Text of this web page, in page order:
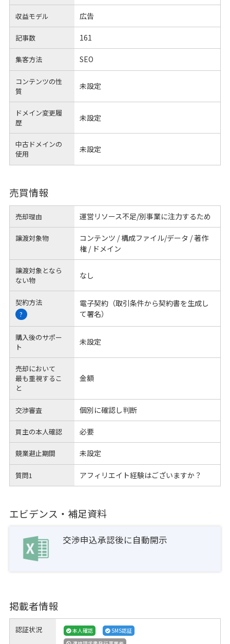
収益モデル 広告
記事数 161
集客方法 SEO
コンテンツの性
質
未設定
ドメイン変更履
歴
未設定
中古ドメインの
使用
未設定
売買情報
売却理由 運営リソース不足/別事業に注力するため
譲渡対象物
コンテンツ / 構成ファイル/データ / 著作
権 / ドメイン
譲渡対象となら
ない物
なし
契約方法
?
電子契約（取引条件から契約書を生成し
て署名）
購入後のサポー
ト
未設定
売却において
最も重視するこ
と
金額
交渉審査 個別に確認し判断
買主の本人確認 必要
競業避止期間 未設定
質問1 アフィリエイト経験はございますか？
エビデンス・補足資料
交渉申込承認後に自動開示
掲載者情報
認証状況 本人確認
SMS認証